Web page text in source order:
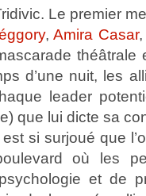
Le premier
,Amira Casar
théâtrale
d’une nuit, les
leader
que lui dicte sa
si surjoué que
où les
et de